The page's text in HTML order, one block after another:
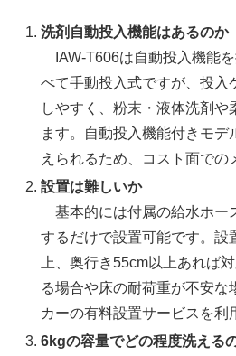
洗剤自動投入機能はあるのか
IAW-T606は自動投入機能
べて手動投入式ですが、投入
しやすく、粉末・液体洗剤や
ます。自動投入機能付きモデ
えられるため、コスト面での
設置は難しいか
基本的には付属の給水ホー
するだけで設置可能です。設
上、奥行き55cm以上あれば
る場合や床の耐荷重が不安な
カーの有料設置サービスを利
6kgの容量でどの程度洗える